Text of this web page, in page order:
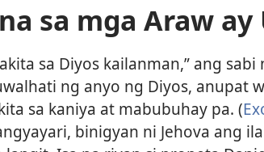
sa mga Araw ay
sa Diyos kailanman,” ang sabi
ng anyo ng Diyos, anupat
sa kaniya at mabubuhay pa. (
binigyan ni Jehova ang